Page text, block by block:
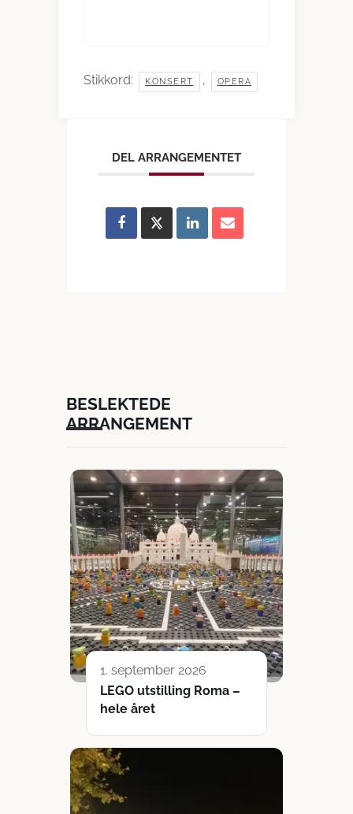
Stikkord: KONSERT , OPERA
DEL ARRANGEMENTET
BESLEKTEDE
ARRANGEMENT
1. september 2026
LEGO utstilling Roma –
hele året